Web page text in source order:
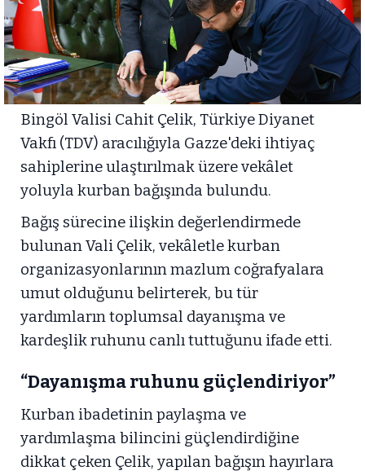
Bingöl Valisi Cahit Çelik, Türkiye Diyanet
Vakfı (TDV) aracılığıyla Gazze'deki ihtiyaç
sahiplerine ulaştırılmak üzere vekâlet
yoluyla kurban bağışında bulundu.
Bağış sürecine ilişkin değerlendirmede
bulunan Vali Çelik, vekâletle kurban
organizasyonlarının mazlum coğrafyalara
umut olduğunu belirterek, bu tür
yardımların toplumsal dayanışma ve
kardeşlik ruhunu canlı tuttuğunu ifade etti.
“Dayanışma ruhunu güçlendiriyor”
Kurban ibadetinin paylaşma ve
yardımlaşma bilincini güçlendirdiğine
dikkat çeken Çelik, yapılan bağışın hayırlara